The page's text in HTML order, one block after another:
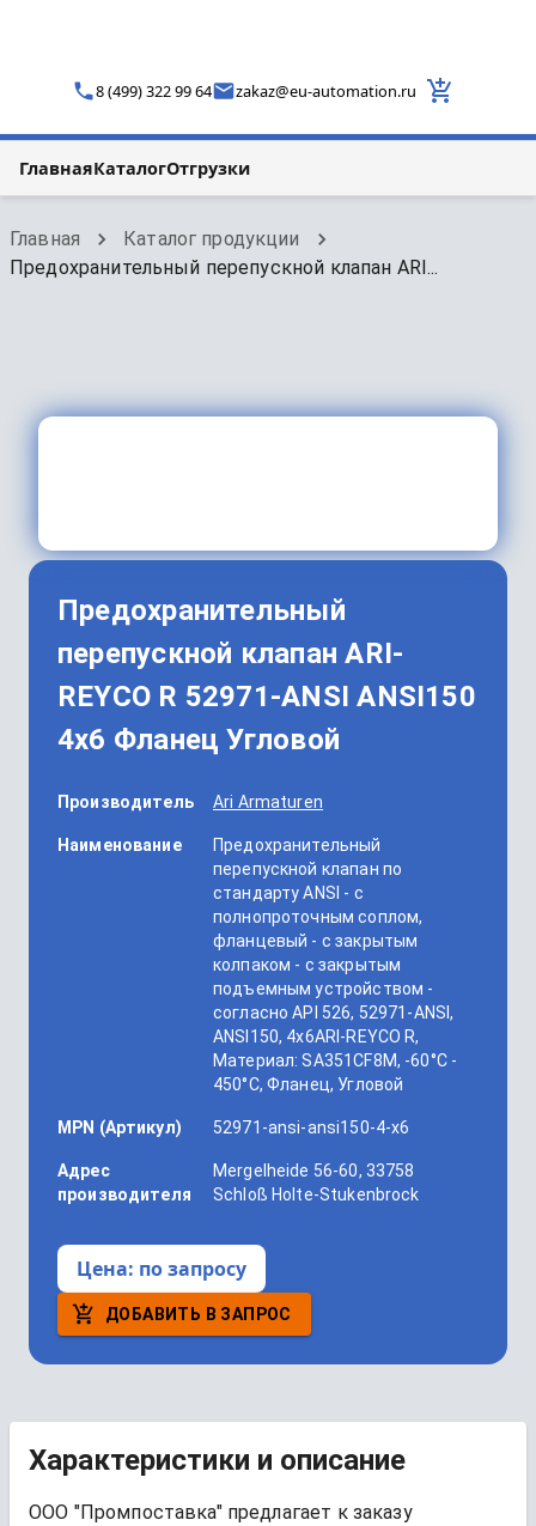
8 (499) 322 99 64 zakaz@eu-automation.ru
ГлавнаяКаталогОтгрузки
Главная
Каталог продукции
Предохранительный перепускной клапан ARI...
Предохранительный
перепускной клапан ARI-
REYCO R 52971-ANSI ANSI150
4x6 Фланец Угловой
Производитель Ari Armaturen
Наименование
Предохранительный
перепускной клапан по
стандарту ANSI - с
полнопроточным соплом,
фланцевый - с закрытым
колпаком - с закрытым
подъемным устройством -
согласно API 526, 52971-ANSI,
ANSI150, 4x6ARI-REYCO R,
Материал: SA351CF8M, -60°C -
450°C, Фланец, Угловой
MPN (Артикул) 52971-ansi-ansi150-4-x6
Адрес
производителя
Mergelheide 56-60, 33758
Schloß Holte-Stukenbrock
Цена: по запросу
ДОБАВИТЬ В ЗАПРОС
Характеристики и описание
ООО "Промпоставка" предлагает к заказу